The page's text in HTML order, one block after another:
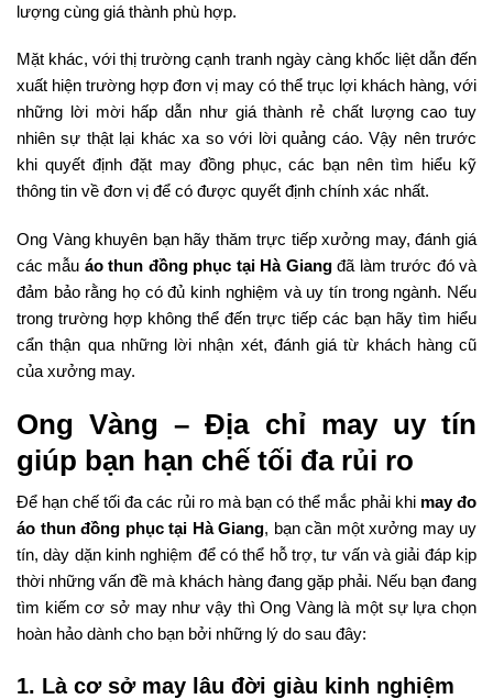
lượng cùng giá thành phù hợp.
Mặt khác, với thị trường cạnh tranh ngày càng khốc liệt dẫn đến
xuất hiện trường hợp đơn vị may có thể trục lợi khách hàng, với
những lời mời hấp dẫn như giá thành rẻ chất lượng cao tuy
nhiên sự thật lại khác xa so với lời quảng cáo. Vậy nên trước
khi quyết định đặt may đồng phục, các bạn nên tìm hiểu kỹ
thông tin về đơn vị để có được quyết định chính xác nhất.
Ong Vàng khuyên bạn hãy thăm trực tiếp xưởng may, đánh giá
các mẫu áo thun đồng phục tại Hà Giangđã làm trước đó và
đảm bảo rằng họ có đủ kinh nghiệm và uy tín trong ngành. Nếu
trong trường hợp không thể đến trực tiếp các bạn hãy tìm hiểu
cẩn thận qua những lời nhận xét, đánh giá từ khách hàng cũ
của xưởng may.
Ong Vàng – Địa chỉ may uy tín
giúp bạn hạn chế tối đa rủi ro
Để hạn chế tối đa các rủi ro mà bạn có thể mắc phải khi may đo
áo thun đồng phục tại Hà Giang, bạn cần một xưởng may uy
tín, dày dặn kinh nghiệm để có thể hỗ trợ, tư vấn và giải đáp kịp
thời những vấn đề mà khách hàng đang gặp phải. Nếu bạn đang
tìm kiếm cơ sở may như vậy thì Ong Vàng là một sự lựa chọn
hoàn hảo dành cho bạn bởi những lý do sau đây:
1. Là cơ sở may lâu đời giàu kinh nghiệm